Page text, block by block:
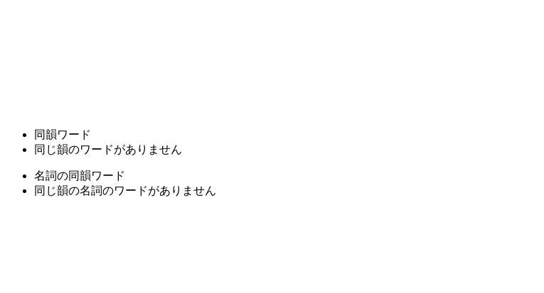
同韻ワード
同じ韻のワードがありません
名詞の同韻ワード
同じ韻の名詞のワードがありません